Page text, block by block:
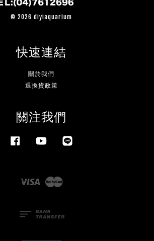
© 2026 diyiaquarium
快速連結
關於我們
退換貨政策
關注我們
Facebook YouTube
Visa